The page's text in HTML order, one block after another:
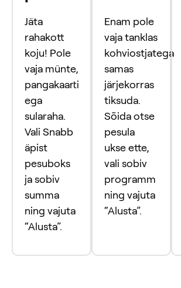
Jäta
rahakott
koju! Pole
vaja münte,
pangakaarti
ega
sularaha.
Vali Snabb
äpist
pesuboks
ja sobiv
summa
ning vajuta
“Alusta”.
Enam pole
vaja tanklas
kohviostjatega
samas
järjekorras
tiksuda.
Sõida otse
pesula
ukse ette,
vali sobiv
programm
ning vajuta
“Alusta”.